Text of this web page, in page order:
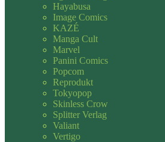
Hayabusa
Image Comics
KAZÉ
Manga Cult
Marvel
Panini Comics
Popcom
Reprodukt
Tokyopop
Skinless Crow
Splitter Verlag
Valiant
Vertigo